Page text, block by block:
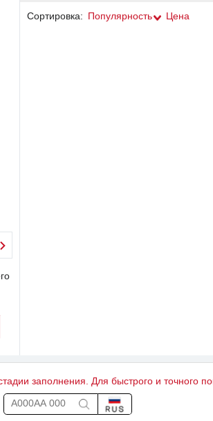
Сортировка: Популярность Цена
заполнения. Для быстрого и точного